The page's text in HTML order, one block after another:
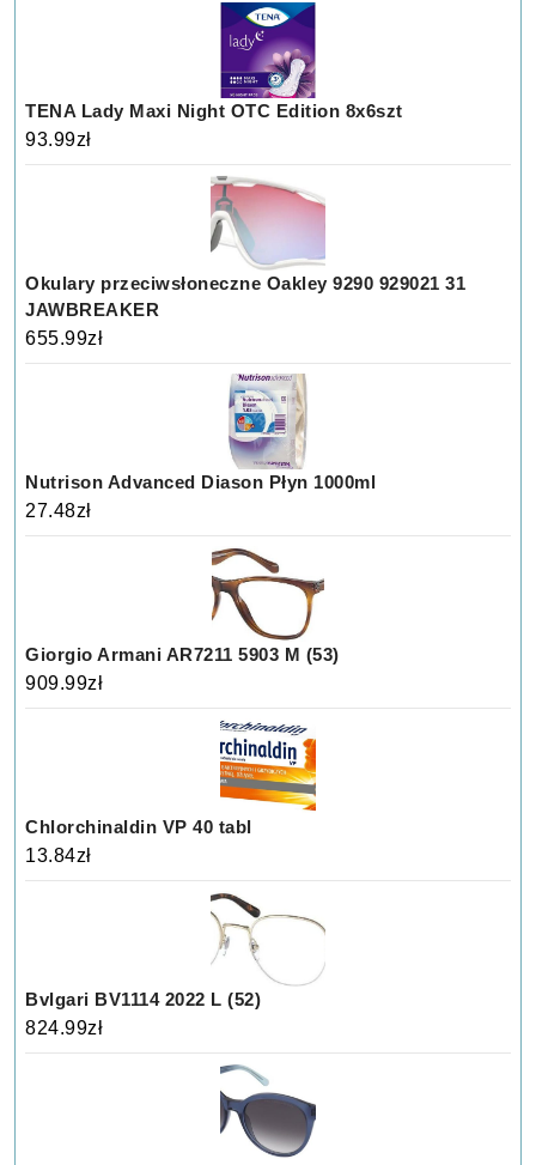
TENA Lady Maxi Night OTC Edition 8x6szt
93.99zł
Okulary przeciwsłoneczne Oakley 9290 929021 31
JAWBREAKER
655.99zł
Nutrison Advanced Diason Płyn 1000ml
27.48zł
Giorgio Armani AR7211 5903 M (53)
909.99zł
Chlorchinaldin VP 40 tabl
13.84zł
Bvlgari BV1114 2022 L (52)
824.99zł